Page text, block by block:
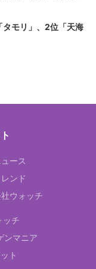
モリ」、2位「天海
ース
ンド
ウォッチ
ッチ
ンマニア
ト